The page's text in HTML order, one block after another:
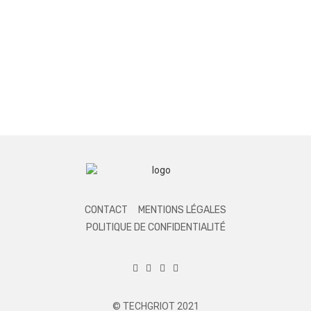
CONTACT
MENTIONS LÉGALES
POLITIQUE DE CONFIDENTIALITÉ
© TECHGRIOT 2021